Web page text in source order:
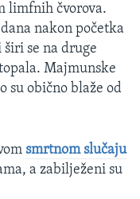
limfnih čvorova.
nakon početka
se na druge
Majmunske
su obično blaže od
smrtnom slučaju
a zabilježeni su